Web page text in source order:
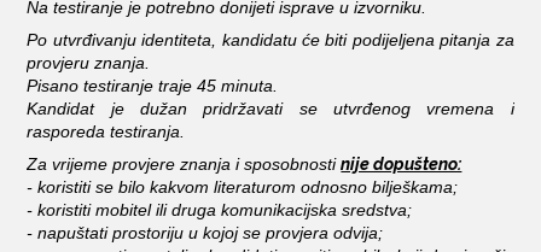
Na testiranje je potrebno donijeti isprave u izvorniku.
Po utvrđivanju identiteta, kandidatu će biti podijeljena pitanja za
provjeru znanja.
Pisano testiranje traje 45 minuta.
Kandidat je dužan pridržavati se utvrđenog vremena i
rasporeda testiranja.
Za vrijeme provjere znanja i sposobnostinije dopušteno:
- koristiti se bilo kakvom literaturom odnosno bilješkama;
- koristiti mobitel ili druga komunikacijska sredstva;
- napuštati prostoriju u kojoj se provjera odvija;